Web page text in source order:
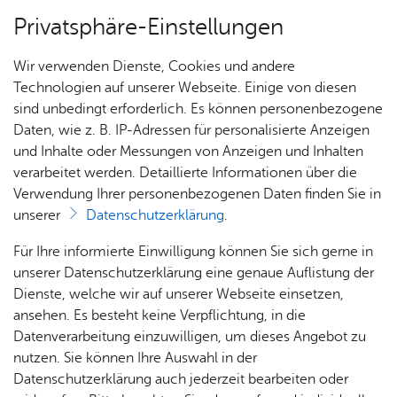
Über­sicht Bür­ger & Stadt
Rat­
haus &
Bür­
ger­
ser­vice
Rat­
häu­ser
Nach­
rich­
ten,
Vi­de­os
& Bil­
der
Me­di­
Jobs
Stel­
len­an­
ge­bo­te
Aus­bil­
dung &
Stu­di­
Bauen
& Um­
welt
Geo­
da­ten
Ge­
sund­
heit &
kum
Alle Nach­rich­ten
Vor­le­sen
Frei­tag, 11. April 2025
Ka­te­go­rie:Ober­bür­ger­meis­ter
Friedrichshafen ist sportlich
Oberbürgermeister Simon Blümcke
Privatsphäre-Einstellungen
Wir verwenden Dienste, Cookies und andere
Technologien auf unserer Webseite. Einige von diesen
sind unbedingt erforderlich. Es können personenbezogene
Daten, wie z. B. IP-Adressen für personalisierte Anzeigen
und Inhalte oder Messungen von Anzeigen und Inhalten
verarbeitet werden. Detaillierte Informationen über die
Verwendung Ihrer personenbezogenen Daten finden Sie in
unserer
Datenschutzerklärung.
Für Ihre informierte Einwilligung können Sie sich gerne in
unserer Datenschutzerklärung eine genaue Auflistung der
Dienste, welche wir auf unserer Webseite einsetzen,
ansehen. Es besteht keine Verpflichtung, in die
Datenverarbeitung einzuwilligen, um dieses Angebot zu
nutzen. Sie können Ihre Auswahl in der
Datenschutzerklärung auch jederzeit bearbeiten oder